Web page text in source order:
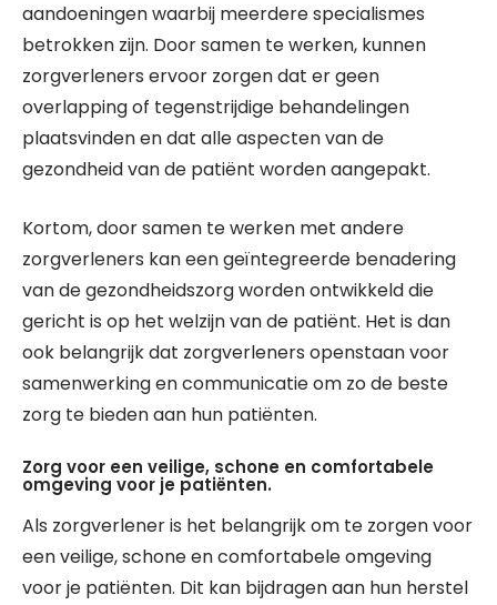
aandoeningen waarbij meerdere specialismes
betrokken zijn. Door samen te werken, kunnen
zorgverleners ervoor zorgen dat er geen
overlapping of tegenstrijdige behandelingen
plaatsvinden en dat alle aspecten van de
gezondheid van de patiënt worden aangepakt.
Kortom, door samen te werken met andere
zorgverleners kan een geïntegreerde benadering
van de gezondheidszorg worden ontwikkeld die
gericht is op het welzijn van de patiënt. Het is dan
ook belangrijk dat zorgverleners openstaan voor
samenwerking en communicatie om zo de beste
zorg te bieden aan hun patiënten.
Zorg voor een veilige, schone en comfortabele
omgeving voor je patiënten.
Als zorgverlener is het belangrijk om te zorgen voor
een veilige, schone en comfortabele omgeving
voor je patiënten. Dit kan bijdragen aan hun herstel